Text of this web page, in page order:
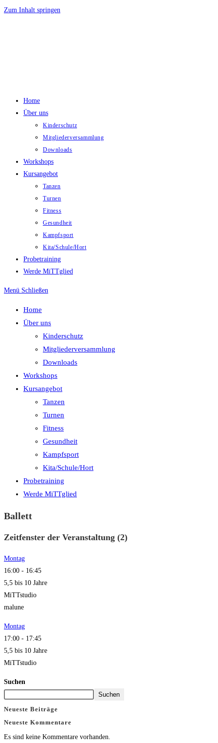
Zum Inhalt springen
Home
Über uns
Kinderschutz
Mitgliederversammlung
Downloads
Workshops
Kursangebot
Tanzen
Turnen
Fitness
Gesundheit
Kampfsport
Kita/Schule/Hort
Probetraining
Werde MiTTglied
Menü Schließen
Home
Über uns
Kinderschutz
Mitgliederversammlung
Downloads
Workshops
Kursangebot
Tanzen
Turnen
Fitness
Gesundheit
Kampfsport
Kita/Schule/Hort
Probetraining
Werde MiTTglied
Ballett
Zeitfenster der Veranstaltung (2)
Montag
16:00 - 16:45
5,5 bis 10 Jahre
MiTTstudio
malune
Montag
17:00 - 17:45
5,5 bis 10 Jahre
MiTTstudio
Suchen
Suchen
Neueste Beiträge
Neueste Kommentare
Es sind keine Kommentare vorhanden.